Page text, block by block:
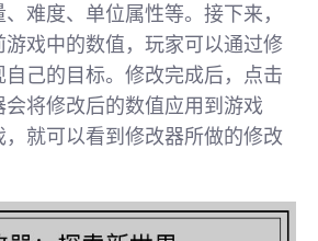
难度、单位属性等。接下来，
戏中的数值，玩家可以通过修
己的目标。修改完成后，点击
将修改后的数值应用到游戏
就可以看到修改器所做的修改